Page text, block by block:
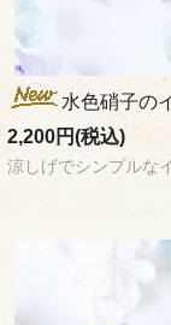
水色硝子の
2,200円(税込)
涼しげでシンプルな